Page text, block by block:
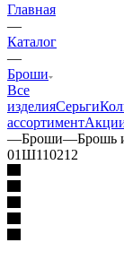
Главная
—
Каталог
—
Броши
Все
изделияСерьги
ассортимент
—Броши—Брошь
01Ш110212